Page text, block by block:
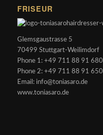
FRISEUR
Glemsgaustrasse 5
70499 Stuttgart-Weilimdorf
Phone 1: +49 711 88 91 680
Phone 2: +49 711 88 91 650
Email: info@toniasaro.de
www.toniasaro.de